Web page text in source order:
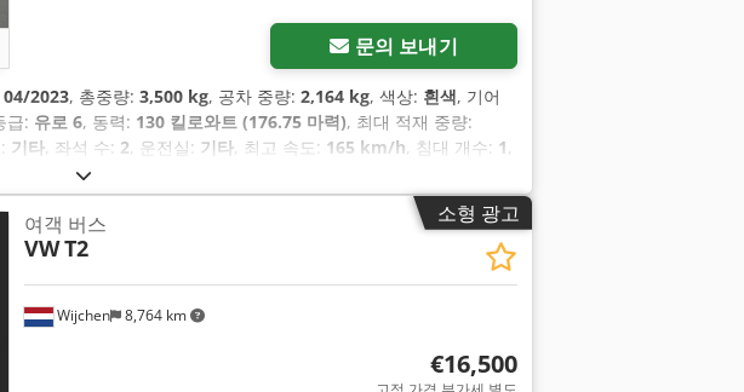
문의 보내기
04/2023, 총중량: 3,500 kg, 공차 중량: 2,164 kg, 색상: 흰색, 기어
급: 유로 6, 동력: 130 킬로와트 (176.75 마력), 최대 적재 중량:
기타, 좌석 수: 2, 운전실: 기타, 최고 속도: 165 km/h, 침대 개수: 1,
, 에어컨, 이모빌라이저 시스템, 전자식 주행 안정성 제어 프로그램
, 탑재형 컴퓨터,
소형 광고
Wijchen 8,764 km
여객 버스
VWT2
€16,500